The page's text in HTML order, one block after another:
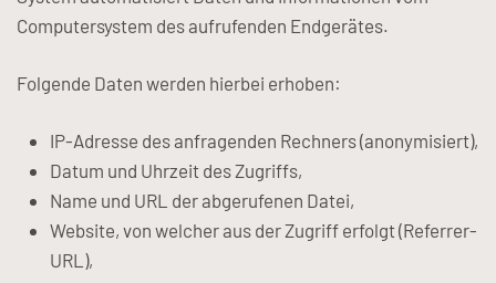
Computersystem des aufrufenden Endgerätes.
Folgende Daten werden hierbei erhoben:
IP-Adresse des anfragenden Rechners (anonymisiert),
Datum und Uhrzeit des Zugriffs,
Name und URL der abgerufenen Datei,
Website, von welcher aus der Zugriff erfolgt (Referrer-
URL),